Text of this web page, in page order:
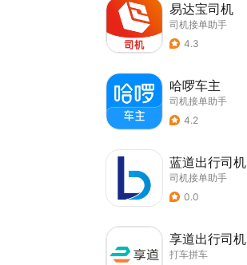
易达宝司机
司机接单助手
4.3
哈啰车主
司机接单助手
4.2
蓝道出行司机
司机接单助手
0.0
享道出行司机
打车拼车